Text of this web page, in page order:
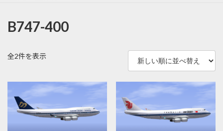
B747-400
全2件を表示新
順